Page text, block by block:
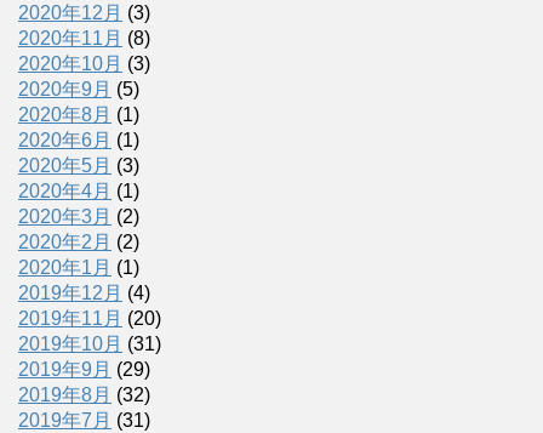
2020年12月 (3)
2020年11月 (8)
2020年10月 (3)
2020年9月 (5)
2020年8月 (1)
2020年6月 (1)
2020年5月 (3)
2020年4月 (1)
2020年3月 (2)
2020年2月 (2)
2020年1月 (1)
2019年12月 (4)
2019年11月 (20)
2019年10月 (31)
2019年9月 (29)
2019年8月 (32)
2019年7月 (31)